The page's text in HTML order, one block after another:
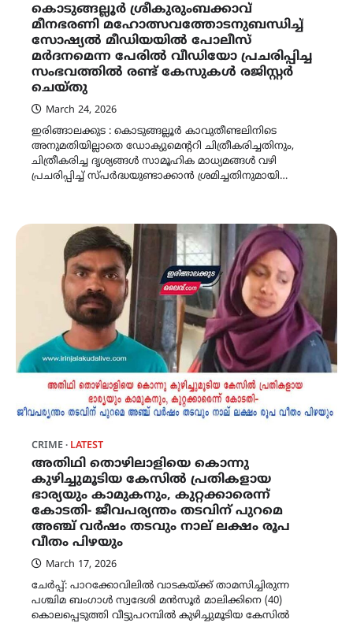
കൊടുങ്ങല്ലൂർ ശ്രീകുരുംബക്കാവ്
മീനഭരണി മഹോത്സവത്തോടനുബന്ധിച്ച്
സോഷ്യൽ മീഡിയയിൽ പോലീസ്
മർദനമെന്ന പേരിൽ വീഡിയോ പ്രചരിപ്പിച്ച
സംഭവത്തിൽ രണ്ട് കേസുകൾ രജിസ്റ്റർ
ചെയ്തു
March 24, 2026
ഇരിങ്ങാലക്കുട : കൊടുങ്ങല്ലൂർ കാവുതീണ്ടലിനിടെ
അനുമതിയില്ലാതെ ഡോക്യുമെന്ററി ചിത്രീകരിച്ചതിനും,
ചിത്രീകരിച്ച ദൃശ്യങ്ങൾ സാമൂഹിക മാധ്യമങ്ങൾ വഴി
പ്രചരിപ്പിച്ച് സ്പർദ്ധയുണ്ടാക്കാൻ ശ്രമിച്ചതിനുമായി…
CRIME LATEST
അതിഥി തൊഴിലാളിയെ കൊന്നു
കുഴിച്ചുമൂടിയ കേസിൽ പ്രതികളായ
ഭാര്യയും കാമുകനും, കുറ്റക്കാരെന്ന്
കോടതി- ജീവപര്യന്തം തടവിന് പുറമെ
അഞ്ച് വർഷം തടവും നാല് ലക്ഷം രൂപ
വീതം പിഴയും
March 17, 2026
ചേർപ്പ്: പാറക്കോവിലിൽ വാടകയ്ക്ക് താമസിച്ചിരുന്ന
പശ്ചിമ ബംഗാൾ സ്വദേശി മൻസൂർ മാലിക്കിനെ (40)
കൊലപ്പെടുത്തി വീട്ടുപറമ്പിൽ കുഴിച്ചുമൂടിയ കേസിൽ